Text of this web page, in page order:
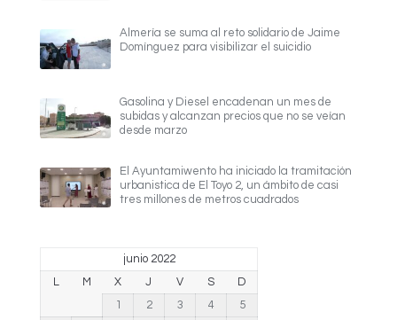
Almería se suma al reto solidario de Jaime
Domínguez para visibilizar el suicidio
Gasolina y Diesel encadenan un mes de
subidas y alcanzan precios que no se veían
desde marzo
El Ayuntamiwento ha iniciado la tramitación
urbanistica de El Toyo 2, un ámbito de casi
tres millones de metros cuadrados
junio 2022
L
M X J V S
D
1
2 3 4
5